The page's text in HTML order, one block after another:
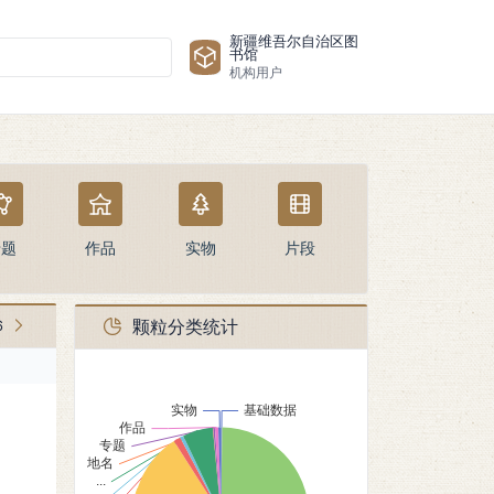
新疆维吾尔自治区图
书馆
机构用户
作品 实物 片段
颗粒分类统计